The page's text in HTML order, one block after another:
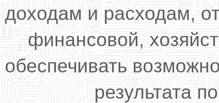
доходам и расходам,
финансовой,
обеспечивать
результата